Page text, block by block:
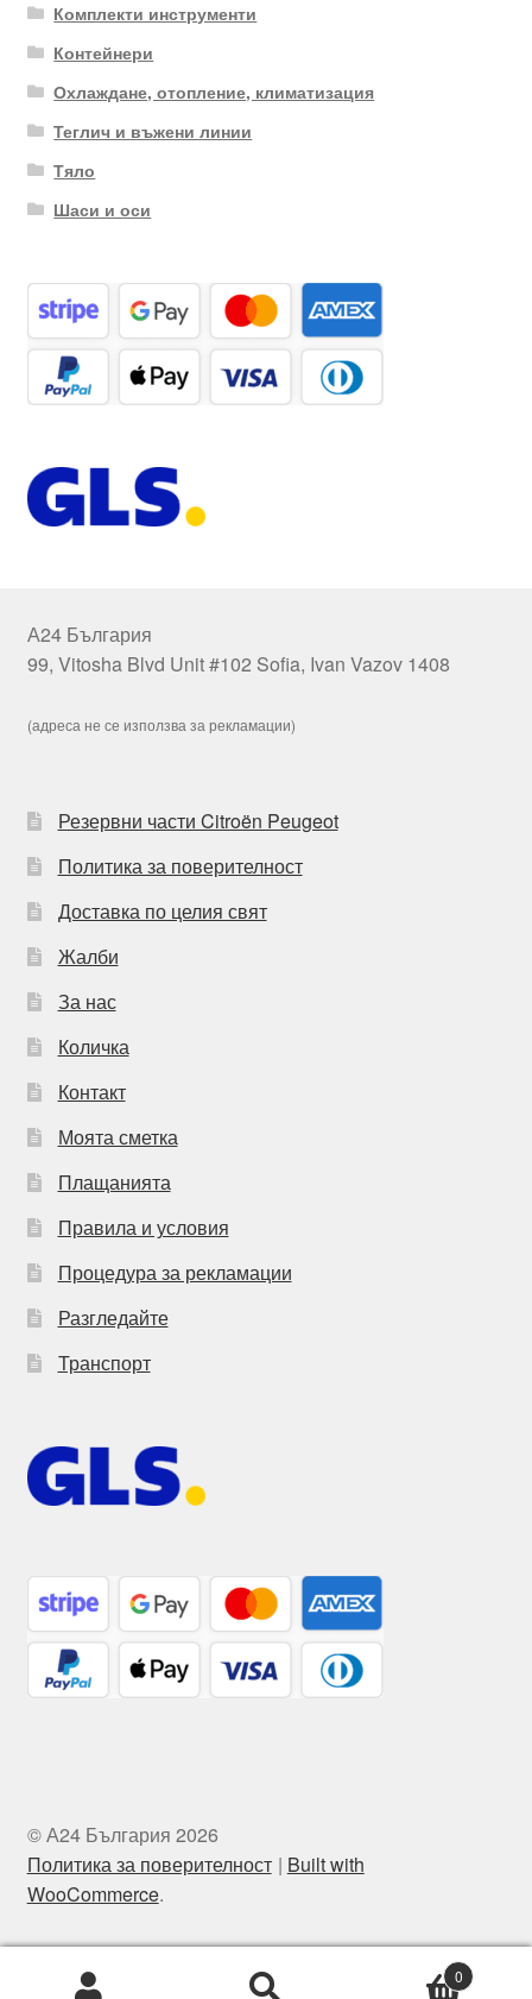
Комплекти инструменти
Контейнери
Охлаждане, отопление, климатизация
Теглич и въжени линии
Тяло
Шаси и оси
А24 България
99, Vitosha Blvd Unit #102 Sofia, Ivan Vazov 1408
(адреса не се използва за рекламации)
Резервни части Citroën Peugeot
Политика за поверителност
Доставка по целия свят
Жалби
За нас
Количка
Контакт
Моята сметка
Плащанията
Правила и условия
Процедура за рекламации
Разгледайте
Транспорт
© А24 България 2026
Политика за поверителност
Built with
WooCommerce.
Търсене
Търсене
0